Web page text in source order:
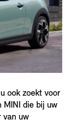
ook zoekt voor
MINI die bij uw
van uw